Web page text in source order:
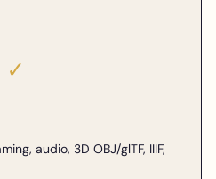
✓
audio, 3D OBJ/glTF, IIIF,